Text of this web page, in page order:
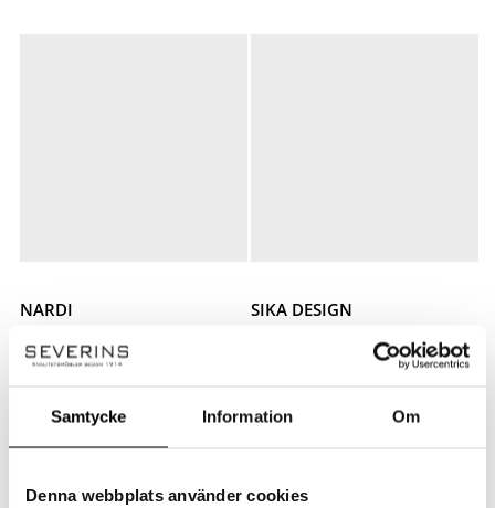
Samtycke Information Om
Denna webbplats använder cookies
NARDI
Doga Relax
SIKA DESIGN